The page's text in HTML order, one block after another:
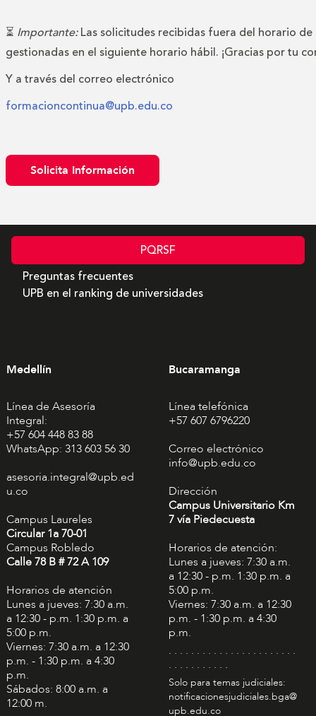
⏳ Importante:Las solicitudes recibidas fuera del horario de
gestionadas en el siguiente horario hábil. ¡Gracias por tu
Y a través del correo electrónico
formacioncontinua@upb.edu.co
Solicita Información
PQRSF
Preguntas frecuentes
UPB en el ranking de universidades
Medellín
Línea de Asesoría
Integral:
+57 604 448 83 88
WhatsApp: 313 603 56 30
asesoria.integral@upb.ed
u.co
Campus Laureles
Circular 1a 70-01
Campus Robledo
Calle 78 B # 72 A 109
Horarios de atención
Lunes a jueves: 7:30 a.m.
a 12:30 - p.m. 1:30 p.m. a
5:00 p.m.
Viernes: 7:30 a.m. a 12:30
p.m. - 1:30 p.m. a 4:30
p.m.
Sábados: 8:00 a.m. a
12:00 m.
Bucaramanga
Línea telefónica
+57 607 6796220
Correo electrónico
info@upb.edu.co
Dirección
Campus Universitario Km
7 vía Piedecuesta
Horarios de atención:
Lunes a jueves: 7:30 a.m.
a 12:30 - p.m. 1:30 p.m. a
5:00 p.m.
Viernes: 7:30 a.m. a 12:30
p.m. - 1:30 p.m. a 4:30
p.m.
. . . . . . . . . . . . . . . . . . . . . . .
. . . . . . . . . . .
Solo para temas judiciales:
notificacionesjudiciales.bga@
upb.edu.co